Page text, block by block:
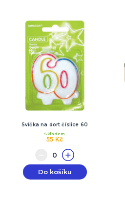
Svíčka na dort číslice 60
55 Kč
Skladem
Do košíku